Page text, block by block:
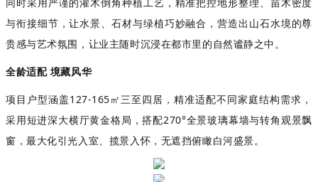
同时采用严谨的灌木倒角种植工艺，精准把控地形整理、苗木密度
与衔接细节，让水景、石材与绿植巧妙融合，营造出山石水境的尊
贵感与艺术氛围，让业主随时沉浸在都市里的自然谧静之中。
全龄适配 境藏风华
项目户型涵盖127-165㎡三至四居，精准适配不同家庭结构需求，
采用短进深大横厅黄金格局，搭配270°全景玻璃幕墙与转角观景飘
窗，最大化引光入室、揽景入怀，无遮挡俯瞰白河盛景。